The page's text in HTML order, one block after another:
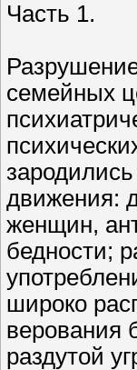
Часть 1.
семейных
движения:
женщин,
бедности;
широко
верования
раздутой